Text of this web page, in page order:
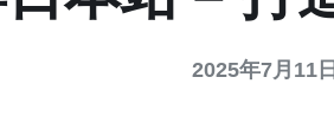
2025年7月11日